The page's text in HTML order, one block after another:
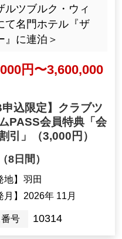
ルツブルク・ウィ
て名門ホテル『ザ
』に連泊＞
円〜3,600,000
申込限定】クラブツ
PASS会員特典「会
引」
（3,000円）
8日間）
地】 羽田
月】 2026年 11月
号 10314